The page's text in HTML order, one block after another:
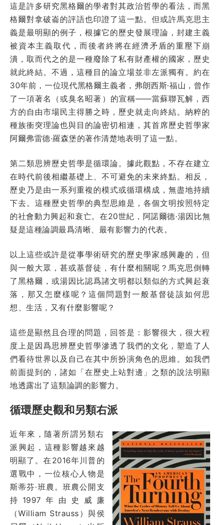
這是許多研究黑格爾的學者對其政治哲學的看法，而黑
格爾對拿破崙的評語也印證了這一點。但或許馬克思主
義是最明顯的例子，根據它的歷史發展理論，封建主義
被資本主義取代，而後者終將在經濟矛盾的重壓下崩
潰，取而代之的是一種廢除了私有財產權的國家，歷史
就此終結。不過，這種目的論立場並非左派獨有。約在
30年前，一位現代黑格爾主義者，弗朗西斯·福山，曾作
了一項著名（或臭名昭著）的宣稱——當蘇聯瓦解，西
方的自由市場民主得勝之時，歷史就走向終結。納粹的
種族衝突理論也與目的論密切相連，其首席歷史哲學家
阿爾弗雷德·羅森堡的著作清楚地表明了這一點。
第二類思辨歷史哲學是循環論。據此觀點，不存在建立
在時代前後相繼基礎上、不可避免的未來終點。相反，
歷史乃是由一系列重複的模式或循環構成，無盡地持續
下去。這種歷史哲學的典型思維是，各個文明按照特定
的社會動力興起和衰亡。在20世紀，阿諾爾德·湯因比無
疑是這種論調最爲清晰、最有影響力的代表。
以上這些或許是從事學術研究的歷史學家感興趣的，但
與一般大眾，甚或基督徒，有什麼相關呢？馬克思倒轉
了黑格爾，或湯因比認爲諸文明都以類似的方式興起衰
落，那又怎麼樣呢？這個問題對一般基督徒該如何思
想、生活，又有什麼影響呢？
這些是顯然且合理的問題，回答是：影響很大，很大程
度上是因爲思辨歷史哲學滲透了我們的文化，塑造了人
們看待世界以及自己在其中所扮演角色的思維。如我們
前面提到的，諸如「在歷史上站對邊」之類的說法明顯
地透露出了這類論調的影響力。
循環歷史觀和另類右派
近年來，隨著所謂另類右
派興起，這種影響越來越
明顯了。在2016年川普的
選戰中，一位核心人物是
斯蒂芬·班農。班農公開支
持1997年由史威廉
（William Strauss）與侯